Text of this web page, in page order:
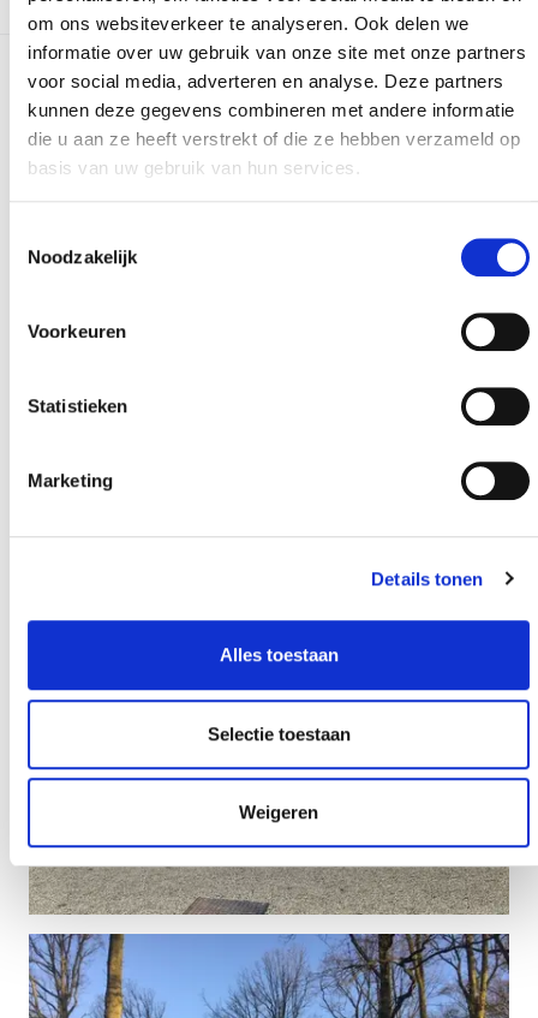
om ons websiteverkeer te analyseren. Ook delen we
informatie over uw gebruik van onze site met onze partners
voor social media, adverteren en analyse. Deze partners
kunnen deze gegevens combineren met andere informatie
die u aan ze heeft verstrekt of die ze hebben verzameld op
basis van uw gebruik van hun services.
Noodzakelijk
Voorkeuren
Statistieken
Marketing
Details tonen
Alles toestaan
Selectie toestaan
Weigeren
Meer realisaties